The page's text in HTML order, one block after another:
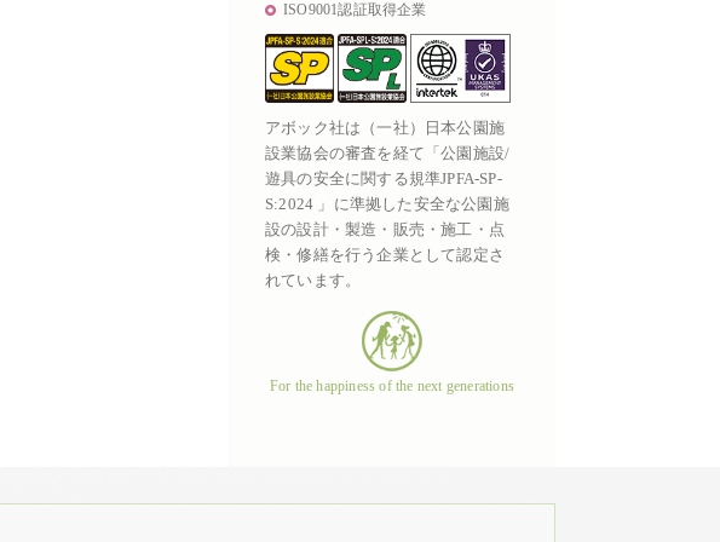
ISO9001認証取得企業
アボック社は（一社）日本公園施
設業協会の審査を経て「公園施設/
遊具の安全に関する規準JPFA-SP-
S:2024 」に準拠した安全な公園施
設の設計・製造・販売・施工・点
検・修繕を行う企業として認定さ
れています。
For the happiness of the next generations